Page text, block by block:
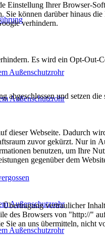
Außenschutzrohr
Außenschutzrohr
Außenschutzrohr
Außenschutzrohr
Einstellung Ihrer Browser-
können darüber hinaus
verhindern.
Es wird ein Opt-Out-
abgeschlossen und setzen
Webseite. Dadurch
zuvor gekürzt. Nur
benutzen, um Ihre
gegenüber dem
vertraulicher
des Browsers von "http://"
an uns übermitteln, nicht